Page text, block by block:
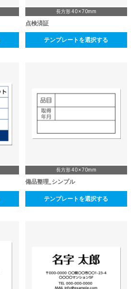
長方形 40 × 70mm
点検済証
テンプレートを選択する
長方形 40 × 70mm
備品整理_シンプル
テンプレートを選択する